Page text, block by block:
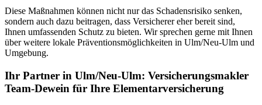
Diese Maßnahmen können nicht nur das Schadensrisiko senken,
sondern auch dazu beitragen, dass Versicherer eher bereit sind,
Ihnen umfassenden Schutz zu bieten. Wir sprechen gerne mit Ihnen
über weitere lokale Präventionsmöglichkeiten in Ulm/Neu-Ulm und
Umgebung.
Ihr Partner in Ulm/Neu-Ulm: Versicherungsmakler
Team-Dewein für Ihre Elementarversicherung